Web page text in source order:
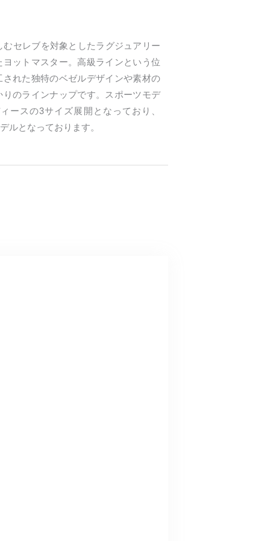
セレブを対象としたラグジュアリー
ットマスター。高級ラインという位
れた独特のベゼルデザインや素材の
のラインナップです。スポーツモデ
ースの3サイズ展開となっており、
ルとなっております。